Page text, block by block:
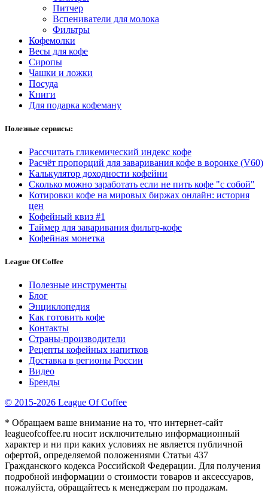
Питчер
Вспениватели для молока
Фильтры
Кофемолки
Весы для кофе
Сиропы
Чашки и ложки
Посуда
Книги
Для подарка кофеману
Полезные сервисы:
Рассчитать гликемический индекс кофе
Расчёт пропорций для заваривания кофе в воронке (V60)
Калькулятор доходности кофейни
Сколько можно заработать если не пить кофе "с собой"
Котировки кофе на мировых биржах онлайн: история
цен
Кофейный квиз #1
Таймер для заваривания фильтр-кофе
Кофейная монетка
League Of Coffee
Полезные инструменты
Блог
Энциклопедия
Как готовить кофе
Контакты
Страны-производители
Рецепты кофейных напитков
Доставка в регионы России
Видео
Бренды
© 2015-2026 League Of Coffee
* Обращаем ваше внимание на то, что интернет-сайт
leagueofcoffee.ru носит исключительно информационный
характер и ни при каких условиях не является публичной
офертой, определяемой положениями Статьи 437
Гражданского кодекса Российской Федерации. Для получения
подробной информации о стоимости товаров и аксессуаров,
пожалуйста, обращайтесь к менеджерам по продажам.